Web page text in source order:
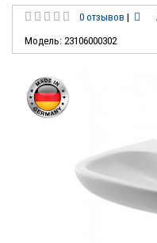
0 отзывов |
Модель: 23106000302